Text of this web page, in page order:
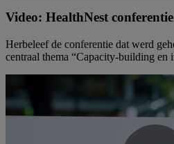
Video: HealthNest
Herbeleef de conferentie dat werd
centraal thema “Capacity-building en